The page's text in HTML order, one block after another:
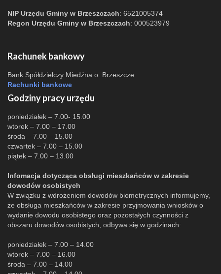
NIP Urzędu Gminy w Brzeszczach: 6521005374
Regon Urzędu Gminy w Brzeszczach: 000523979
Rachunek bankowy
Bank Spółdzielczy Miedźna o. Brzeszcze
Rachunki bankowe
Godziny pracy urzędu
poniedziałek – 7.00- 15.00
wtorek – 7.00 – 17.00
środa – 7.00 – 15.00
czwartek – 7.00 – 15.00
piątek – 7.00 – 13.00
Infomacja dotycząca obsługi mieszkańców w zakresie
dowodów osobistych
W związku z wdrożeniem dowodów biometrycznych informujemy,
że obsługa mieszkańców w zakresie przyjmowania wniosków o
wydanie dowodu osobistego oraz pozostałych czynności z
obszaru dowodów osobistych, odbywa się w godzinach:
poniedziałek – 7.00 – 14.00
wtorek – 7.00 – 16.00
środa – 7.00 – 14.00